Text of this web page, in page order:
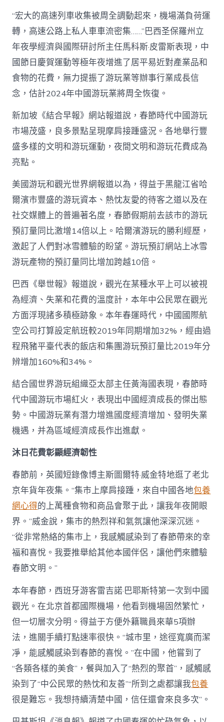
活
氣
_
中
國
網〉
中
“宏大的高速列車收集被周全調動起來，機場滿負荷運
轉，高速公路上私人車車流密集……”巴西圣保羅州立
年夜學經濟與國際研討所主任馬科斯·皮雷斯表現，中
國節日慶賀運動等極年夜增進了居平易近對產業品和
食物的花費，無力提振了游玩業等辦事行業成長信
念，估計2024年中國游玩業將周全恢復。
新加坡《結合早報》網站報道說，春節時代中國游玩
市場茂盛，良多景點呈現摩肩接踵盛況。各地舉行豐
盛多樣的文明和游玩運動，夜間文明和游玩花費成為
亮點。
美國游玩和觀光世界網報道以為，得益于黑龍江省哈
爾濱市豐盛的游玩資本、熱忱友愛的待客之道以及在
社交媒體上的普遍著名度，春節假期前去該市的游玩
預訂量同比激增14倍以上。哈爾濱游玩的勝利經歷，
激起了人們對冰雪體驗的盼望。游玩預訂網站上冰雪
游玩產物的預訂量同比增加跨越10倍。
巴西《舉世報》報道說，觀光在某種水平上可以被視
為經濟、失業和花費的溫度計，本年中公民眾在觀光
方面浮現諸多積極跡象。本年春運時代，中國國際航
空公司打算設定航班較2019年同期增加32%，經由過
程飛豬平臺代表的飯店和集團游玩預訂量比2019年分
辨增加160%和34%。
結合國世界游玩組織亞太部主任黃海國表現，春節時
代中國游玩市場紅火，表現出中國經濟成長的傑出態
勢。中國游玩業有潛力增進國度經濟增加、發明失業
機遇，并為區域經濟成長作出進獻。
沐日花費彰顯經濟韌性
春節前，英國短錄像博主斯圖爾特·威金特地逛了老北
京年貨年夜集。“集市上摩肩接踵，來自中國各地包養
網心得的上萬種食物和商品會聚于此，讓我年夜開眼
界。”威金說，集市的熱烈祥和氣氛讓他深深沉迷。
“從非常熱絡的集市上，我感觸感染到了春節帶來的幸
福和喜悅。我要推舉給其他本國伴侶，讓他們來體驗
春節文明。”
本年春節，西班牙游客雷吉諾·巴耶斯特第一次到中國
觀光。在北京首都國際機場，他看到機場固然繁忙，
但一切層次分明。得益于方便外籍職員來華5項辦
法，進關手續打點速率很快。“城市里，途徑寬廣而潔
凈，能感觸感染到春節的喜悅。”在中國，他嘗到了
“各類各樣的美食”，餐與加入了“熱烈的聚首”，感觸感
染到了“中公民眾的熱忱和友善”“所到之處都讓我包養
很是難忘。我想持續清楚中國，信任還會來良多次”。